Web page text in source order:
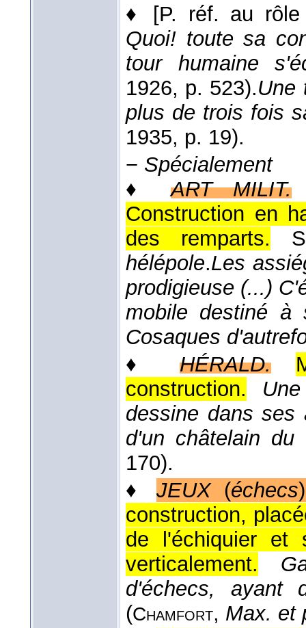
♦
[P. réf. au
Quoi! toute sa
tour humaine
1926, p. 523).Une
plus de trois fois
1935, p. 19).
− Spécialement
♦ART MILIT.
Construction en
des remparts.
hélépole.Les
prodigieuse (...)
mobile destiné à
Cosaques
♦ HÉRALD.
construction.
dessine dans ses
d'un châtelain du
170).
♦ JEUX(échecs
construction,
de l'échiquier et
verticalement.
d'échecs, ayant
(Chamfort, Max. et